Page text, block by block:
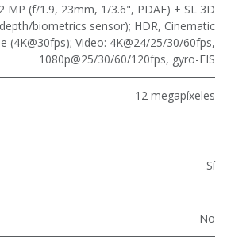
MP (f/1.9, 23mm, 1/3.6", PDAF) + SL 3D
biometrics sensor); HDR, Cinematic
(4K@30fps); Video: 4K@24/25/30/60fps,
1080p@25/30/60/120fps, gyro-EIS
12 megapíxeles
Sí
No